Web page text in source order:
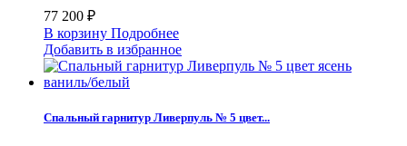
77 200 ₽
В корзину Подробнее
Добавить в избранное
Спальный гарнитур Ливерпуль № 5 цвет...